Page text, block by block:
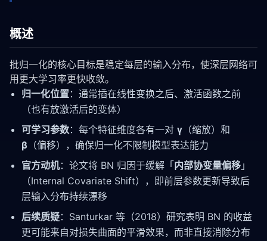
概述
批归一化的核心目标是稳定每层的输入分布，使深层网络可
用更大学习率更快收敛。
归一化位置：通常插在线性变换之后、激活函数之前
（也有放激活后的变体）
可学习参数：每个特征维度各有一对 γ （缩放）和
β （偏移），确保归一化不限制模型表达能力
官方动机：论文将 BN 归因于缓解「 内部协变量偏移 」
（Internal Covariate Shift），即前层参数更新导致后
层输入分布持续漂移
后续质疑：Santurkar 等（2018）研究表明 BN 的收益
更可能来自对损失曲面的平滑效果，而非直接消除分布